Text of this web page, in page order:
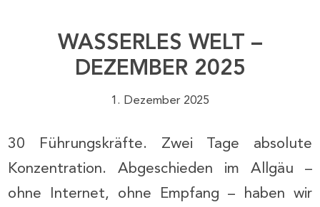
WASSERLES WELT –
DEZEMBER 2025
1. Dezember 2025
30 Führungskräfte. Zwei Tage absolute
Konzentration. Abgeschieden im Allgäu –
ohne Internet, ohne Empfang – haben wir